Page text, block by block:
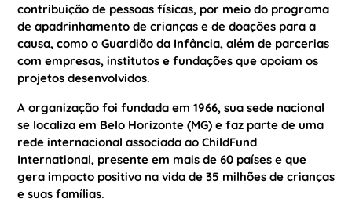
contribuição de pessoas físicas, por meio do programa
de apadrinhamento de crianças e de doações para a
causa, como o Guardião da Infância, além de parcerias
com empresas, institutos e fundações que apoiam os
projetos desenvolvidos.
A organização foi fundada em 1966, sua sede nacional
se localiza em Belo Horizonte (MG) e faz parte de uma
rede internacional associada ao ChildFund
International, presente em mais de 60 países e que
gera impacto positivo na vida de 35 milhões de crianças
e suas famílias.